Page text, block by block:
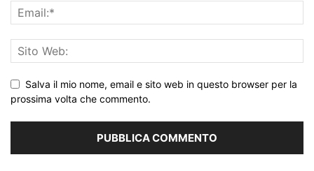
Salva il mio nome, email e sito web in questo browser per la
prossima volta che commento.